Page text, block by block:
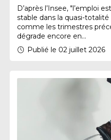
D’après l’Insee, "l’emploi
stable dans la quasi-
comme les trimestres
dégrade encore en...
Publié le 02 juillet 2026